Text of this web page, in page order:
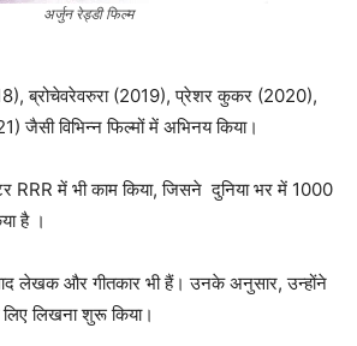
अर्जुन रेड्डी फिल्म
ब्रोचेवरेवरुरा (2019), प्रेशर कुकर (2020),
जैसी विभिन्न फिल्मों में अभिनय किया।
RRR में भी काम किया, जिसने दुनिया भर में 1000
है ।
लेखक और गीतकार भी हैं। उनके अनुसार, उन्होंने
लिखना शुरू किया।